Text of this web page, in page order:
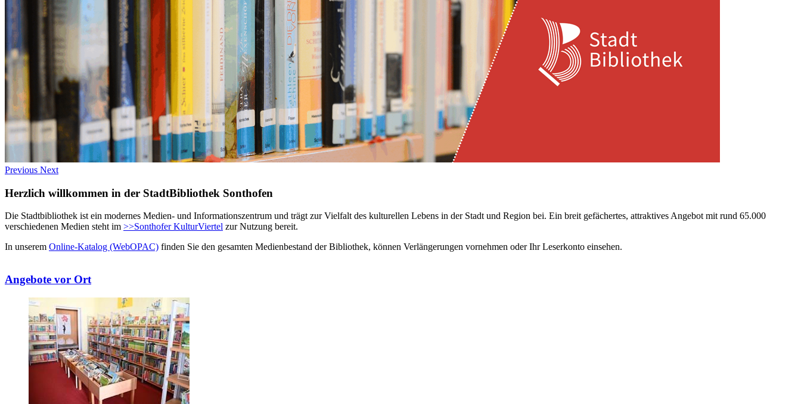
Previous Next
Herzlich willkommen in der StadtBibliothek Sonthofen
Die Stadtbibliothek ist ein modernes Medien- und Informationszentrum und trägt zur Vielfalt des kulturellen Lebens in der Stadt und Region bei. Ein breit gefächertes, attraktives Angebot mit rund 65.000
verschiedenen Medien steht im >>Sonthofer KulturViertel zur Nutzung bereit.
In unserem Online-Katalog (WebOPAC) finden Sie den gesamten Medienbestand der Bibliothek, können Verlängerungen vornehmen oder Ihr Leserkonto einsehen.
Angebote vor Ort